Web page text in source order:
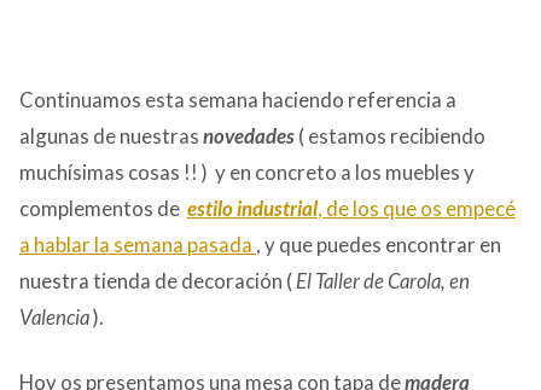
Continuamos esta semana haciendo referencia a
algunas de nuestrasnovedades( estamos recibiendo
muchísimas cosas !! ) y en concreto a los muebles y
complementos de estilo industrial, de los que os empecé
a hablar la semana pasada , y que puedes encontrar en
nuestra tienda de decoración (El Taller de Carola, en
Valencia).
Hoy os presentamos una mesa con tapa demadera